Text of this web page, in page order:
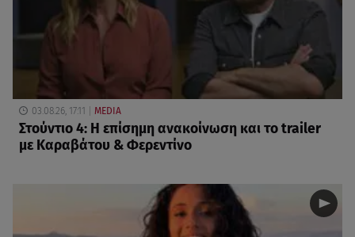
03.08.26, 17:11 MEDIA
Στούντιο 4: Η επίσημη ανακοίνωση και το trailer
με Καραβάτου & Φερεντίνο